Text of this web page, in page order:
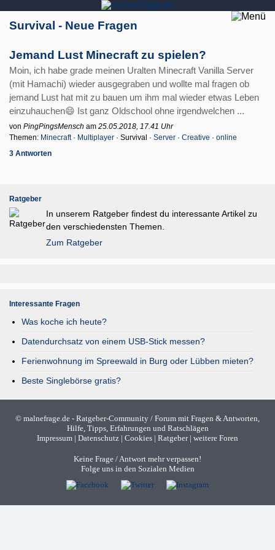
Survival - Neue Fragen
Jemand Lust Minecraft zu spielen?
Moin, ich habe grade meinen Uralten Minecraft Vanilla Server
(mit Hamachi) wieder ausgegraben und wollte mal fragen ob
jemand Lust hat mit zu bauen um ihm mal wieder etwas Leben
einzuhauchen😄 Ist ganz Oldschool ohne irgendwelchen ...
von PingPingsMensch am 25.05.2018, 17.41 Uhr
Themen: Minecraft· Multiplayer · Survival · Server · Creative · online
3 Antworten
Ratgeber
In unserem Ratgeber findest du interessante Artikel zu
den verschiedensten Themen.
Zum Ratgeber
Interessante Fragen
Was koche ich heute?
Datendurchsatz von einem USB-Stick messen?
Ferienwohnung im Spreewald in Burg oder Lübben mieten?
Beste Singlebörse gratis?
© malnefrage.de - Ratgeber-Community / Forum mit Fragen & Antworten,
Hilfe, Tipps, Erfahrungen und Ratschlägen
Impressum | Datenschutz | Cookies | Ratgeber| weitere Foren
Keine Frage / Antwort mehr verpassen!
Folge uns in den Sozialen Medien